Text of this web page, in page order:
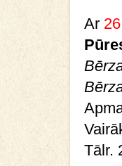
Ar
Tālr.